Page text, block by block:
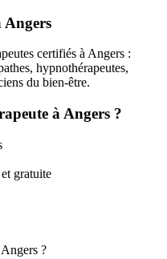
Angers
certifiés à Angers :
hypnothérapeutes,
du bien-être.
à Angers ?
gratuite
?